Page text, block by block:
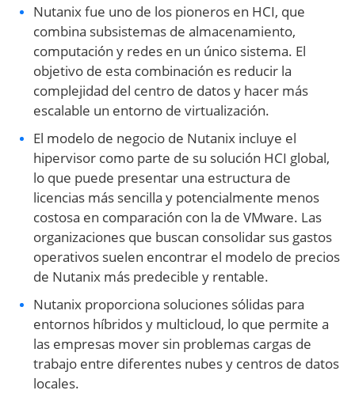
Nutanix fue uno de los pioneros en HCI, que
combina subsistemas de almacenamiento,
computación y redes en un único sistema. El
objetivo de esta combinación es reducir la
complejidad del centro de datos y hacer más
escalable un entorno de virtualización.
El modelo de negocio de Nutanix incluye el
hipervisor como parte de su solución HCI global,
lo que puede presentar una estructura de
licencias más sencilla y potencialmente menos
costosa en comparación con la de VMware. Las
organizaciones que buscan consolidar sus gastos
operativos suelen encontrar el modelo de precios
de Nutanix más predecible y rentable.
Nutanix proporciona soluciones sólidas para
entornos híbridos y multicloud, lo que permite a
las empresas mover sin problemas cargas de
trabajo entre diferentes nubes y centros de datos
locales.